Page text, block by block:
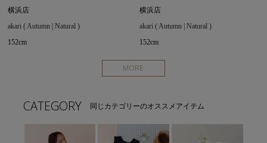
横浜店
akari ( Autumn | Natural )
152cm
横浜店
akari ( Autumn | Natural )
152cm
MORE
CATEGORY 同じカテゴリーのオススメアイテム